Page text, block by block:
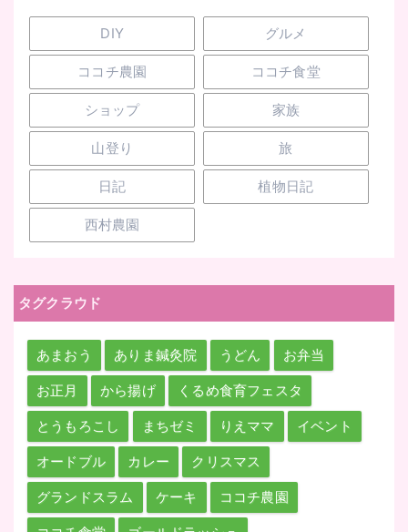
DIY グルメ
ココチ農園 ココチ食堂
ショップ 家族
山登り 旅
日記 植物日記
西村農園
タグクラウド
あまおう ありま鍼灸院 うどん お弁当
お正月 から揚げ くるめ食育フェスタ
とうもろこし まちゼミ りえママ イベント
オードブル カレー クリスマス
グランドスラム ケーキ ココチ農園